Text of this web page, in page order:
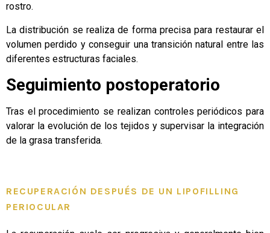
rostro.
La distribución se realiza de forma precisa para restaurar el
volumen perdido y conseguir una transición natural entre las
diferentes estructuras faciales.
Seguimiento postoperatorio
Tras el procedimiento se realizan controles periódicos para
valorar la evolución de los tejidos y supervisar la integración
de la grasa transferida.
RECUPERACIÓN DESPUÉS DE UN LIPOFILLING
PERIOCULAR